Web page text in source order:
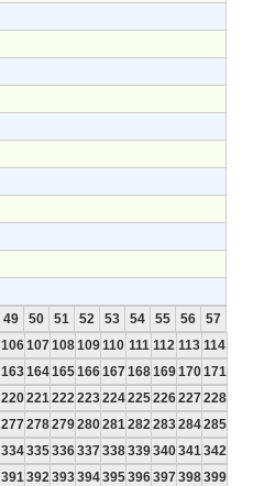
49 50 51 52 53 54 55 56
57
106107108109110 111 112 113 114
163164165166167168169170171
220221 222 223224225226227228
277278279280281 282 283284285
334335336337338339340341 342
391 392 393394395396397398399